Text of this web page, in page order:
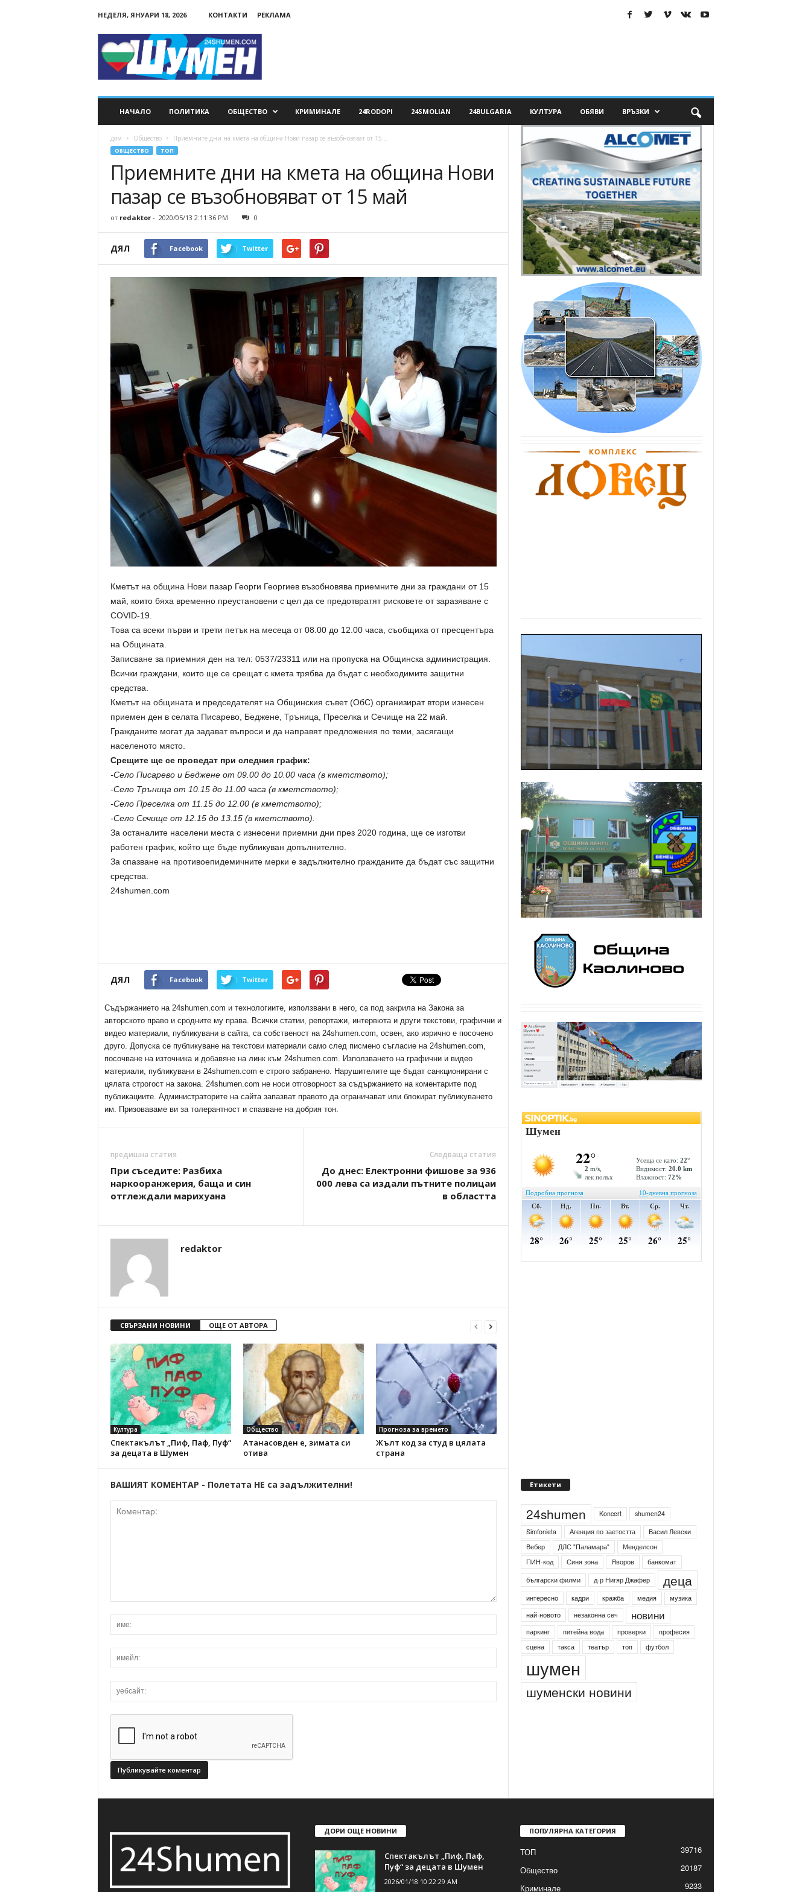
НЕДЕЛЯ, ЯНУАРИ 18, 2026 КОНТАКТИ РЕКЛАМА
НАЧАЛО ПОЛИТИКА ОБЩЕСТВО КРИМИНАЛЕ 24RODOPI 24SMOLIAN 24BULGARIA КУЛТУРА ОБЯВИ ВРЪЗКИ
дом Общество Приемните дни на кмета на община Нови пазар се възобновяват от 15...
ОБЩЕСТВО ТОП
Приемните дни на кмета на община Нови
пазар се възобновяват от 15 май
от redaktor- 2020/05/13 2:11:36 PM 0
ДЯЛ Facebook Twitter
Кметът на община Нови пазар Георги Георгиев възобновява приемните дни за граждани от 15
май, които бяха временно преустановени с цел да се предотвратят рисковете от заразяване с
COVID-19.
Това са всеки първи и трети петък на месеца от 08.00 до 12.00 часа, съобщиха от пресцентъра
на Общината.
Записване за приемния ден на тел: 0537/23311 или на пропуска на Oбщинска администрация.
Всички граждани, които ще се срещат с кмета трябва да бъдат с необходимите защитни
средства.
Кметът на общината и председателят на Общинския съвет (ОбС) организират втори изнесен
приемен ден в селата Писарево, Беджене, Тръница, Преселка и Сечище на 22 май.
Гражданите могат да задават въпроси и да направят предложения по теми, засягащи
населеното място.
Срещите ще се проведат при следния график:
-Село Писарево и Беджене от 09.00 до 10.00 часа (в кметството);
-Село Тръница от 10.15 до 11.00 часа (в кметството);
-Село Преселка от 11.15 до 12.00 (в кметството);
-Село Сечище от 12.15 до 13.15 (в кметството).
За останалите населени места с изнесени приемни дни през 2020 година, ще се изготви
работен график, който ще бъде публикуван допълнително.
За спазване на противоепидемичните мерки е задължително гражданите да бъдат със защитни
средства.
24shumen.com
ДЯЛ Facebook Twitter
Съдържанието на 24shumen.com и технологиите, използвани в него, са под закрила на Закона за
авторското право и сродните му права. Всички статии, репортажи, интервюта и други текстови, графични и
видео материали, публикувани в сайта, са собственост на 24shumen.com, освен, ако изрично е посочено
друго. Допуска се публикуване на текстови материали само след писмено съгласие на 24shumen.com,
посочване на източника и добавяне на линк към 24shumen.com. Използването на графични и видео
материали, публикувани в 24shumen.com е строго забранено. Нарушителите ще бъдат санкционирани с
цялата строгост на закона. 24shumen.com не носи отговорност за съдържанието на коментарите под
публикациите. Администраторите на сайта запазват правото да ограничават или блокират публикуването
им. Призоваваме ви за толерантност и спазване на добрия тон.
предишна статия
При съседите: Разбиха
наркооранжерия, баща и син
отглеждали марихуана
Следваща статия
До днес: Електронни фишове за 936
000 лева са издали пътните полицаи
в областта
redaktor
СВЪРЗАНИ НОВИНИ ОЩЕ ОТ АВТОРА
Култура
Спектакълът „Пиф, Паф, Пуф“
за децата в Шумен
Общество
Атанасовден е, зимата си
отива
Прогноза за времето
Жълт код за студ в цялата
страна
ВАШИЯТ КОМЕНТАР - Полетата НЕ са задължителни! Етикети
24shumen Koncert
shumen24
Simfonieta
Агенция по заетостта
Васил Левски
Вебер
ДЛС "Паламара"
Менделсон
ПИН-код
Синя зона Яворов
банкомат
български филми
д-р Нигяр Джафер деца
интересно кадри кражба медия
музика
най-новото
незаконна сеч новини
паркинг питейна вода проверки
професия
сцена
такса театър топ футбол
шумен
шуменски новини
ДОРИ ОЩЕ НОВИНИ
Спектакълът „Пиф, Паф,
Пуф“ за децата в Шумен
2026/01/18 10:22:29 AM
ПОПУЛЯРНА КАТЕГОРИЯ
ТОП
39716
Общество
20187
Криминале
9233